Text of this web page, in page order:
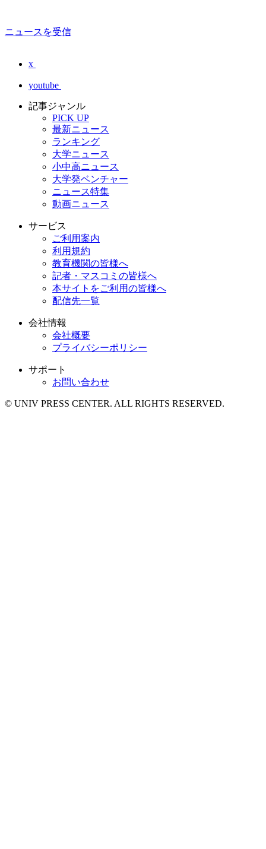
ニュースを受信
x
youtube
記事ジャンル
PICK UP
最新ニュース
ランキング
大学ニュース
小中高ニュース
大学発ベンチャー
ニュース特集
動画ニュース
サービス
ご利用案内
利用規約
教育機関の皆様へ
記者・マスコミの皆様へ
本サイトをご利用の皆様へ
配信先一覧
会社情報
会社概要
プライバシーポリシー
サポート
お問い合わせ
© UNIV PRESS CENTER. ALL RIGHTS RESERVED.